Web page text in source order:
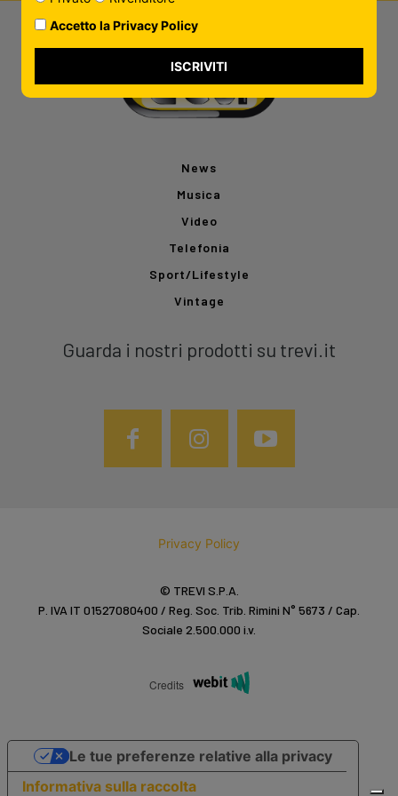
News
Musica
Video
Telefonia
Sport/Lifestyle
Vintage
Guarda i nostri prodotti su trevi.it
Privacy Policy
© TREVI S.P.A.
P. IVA IT 01527080400 / Reg. Soc. Trib. Rimini N° 5673 / Cap.
Sociale 2.500.000 i.v.
Credits
Accetto la Privacy Policy
ISCRIVITI
Informativa sulla raccolta
Le tue preferenze relative alla privacy